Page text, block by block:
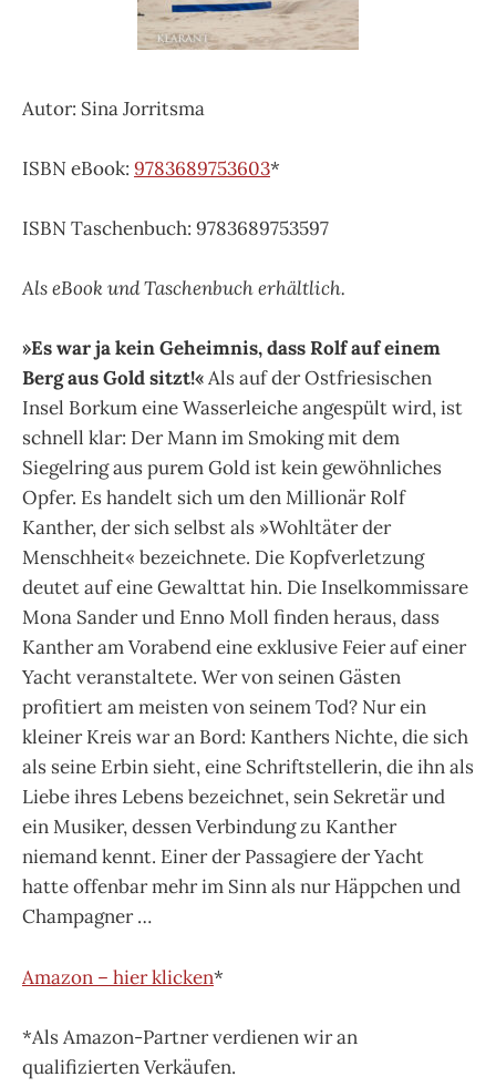
Autor: Sina Jorritsma
ISBN eBook: 9783689753603*
ISBN Taschenbuch: 9783689753597
Als eBook und Taschenbuch erhältlich.
»Es war ja kein Geheimnis, dass Rolf auf einem
Berg aus Gold sitzt!«Als auf der Ostfriesischen
Insel Borkum eine Wasserleiche angespült wird, ist
schnell klar: Der Mann im Smoking mit dem
Siegelring aus purem Gold ist kein gewöhnliches
Opfer. Es handelt sich um den Millionär Rolf
Kanther, der sich selbst als »Wohltäter der
Menschheit« bezeichnete. Die Kopfverletzung
deutet auf eine Gewalttat hin. Die Inselkommissare
Mona Sander und Enno Moll finden heraus, dass
Kanther am Vorabend eine exklusive Feier auf einer
Yacht veranstaltete. Wer von seinen Gästen
profitiert am meisten von seinem Tod? Nur ein
kleiner Kreis war an Bord: Kanthers Nichte, die sich
als seine Erbin sieht, eine Schriftstellerin, die ihn als
Liebe ihres Lebens bezeichnet, sein Sekretär und
ein Musiker, dessen Verbindung zu Kanther
niemand kennt. Einer der Passagiere der Yacht
hatte offenbar mehr im Sinn als nur Häppchen und
Champagner …
Amazon – hier klicken*
*Als Amazon-Partner verdienen wir an
qualifizierten Verkäufen.